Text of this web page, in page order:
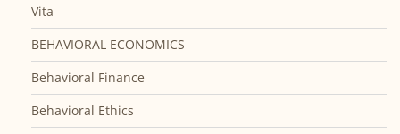
Vita
BEHAVIORAL ECONOMICS
Behavioral Finance
Behavioral Ethics